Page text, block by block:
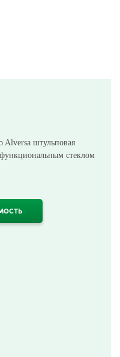
Alversa штульповая
стеклом